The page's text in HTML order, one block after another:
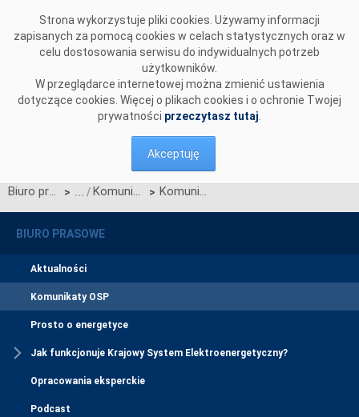
Strona wykorzystuje pliki cookies. Używamy informacji
zapisanych za pomocą cookies w celach statystycznych oraz w
celu dostosowania serwisu do indywidualnych potrzeb
użytkowników.
W przeglądarce internetowej można zmienić ustawienia
dotyczące cookies. Więcej o plikach cookies i o ochronie Twojej
prywatności przeczytasz tutaj
Akceptuję
Biuro prasowe > Komunikaty OSP > Komunikat dotyczący prawa do rekompensaty za redysponowanie nierynkowe instalacji fotowoltaicznych w dniu 05 i 06 lipca 2025 r.
BIURO PRASOWE
Aktualności
Komunikaty OSP
Prosto o energetyce
Jak funkcjonuje Krajowy System Elektroenergetyczny?
Opracowania eksperckie
Podcast